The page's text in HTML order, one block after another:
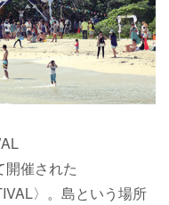
催された
〉。島という場所